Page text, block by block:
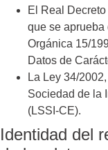
El Real
que se
Orgánica 15/
Datos de
La Ley 34/
Sociedad de la
(LSSI-CE).
Identidad del